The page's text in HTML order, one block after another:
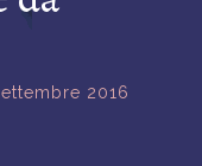
2016